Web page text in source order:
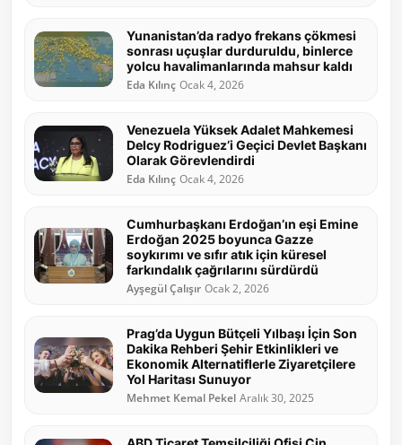
Yunanistan’da radyo frekans çökmesi
sonrası uçuşlar durduruldu, binlerce
yolcu havalimanlarında mahsur kaldı
Eda Kılınç Ocak 4, 2026
Venezuela Yüksek Adalet Mahkemesi
Delcy Rodriguez’i Geçici Devlet Başkanı
Olarak Görevlendirdi
Eda Kılınç Ocak 4, 2026
Cumhurbaşkanı Erdoğan’ın eşi Emine
Erdoğan 2025 boyunca Gazze
soykırımı ve sıfır atık için küresel
farkındalık çağrılarını sürdürdü
Ayşegül Çalışır Ocak 2, 2026
Prag’da Uygun Bütçeli Yılbaşı İçin Son
Dakika Rehberi Şehir Etkinlikleri ve
Ekonomik Alternatiflerle Ziyaretçilere
Yol Haritası Sunuyor
Mehmet Kemal Pekel Aralık 30, 2025